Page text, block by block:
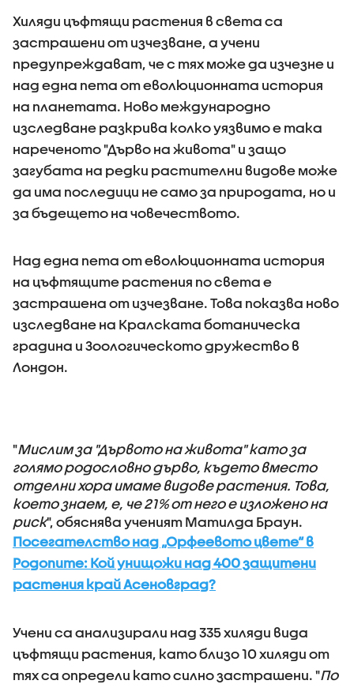
Хиляди цъфтящи растения в света са
застрашени от изчезване, а учени
предупреждават, че с тях може да изчезне и
над една пета от еволюционната история
на планетата. Ново международно
изследване разкрива колко уязвимо е така
нареченото "Дърво на живота" и защо
загубата на редки растителни видове може
да има последици не само за природата, но и
за бъдещето на човечеството.
Над една пета от еволюционната история
на цъфтящите растения по света е
застрашена от изчезване. Това показва ново
изследване на Кралската ботаническа
градина и Зоологическото дружество в
Лондон.
"Мислим за "Дървото на живота" като за
голямо родословно дърво, където вместо
отделни хора имаме видове растения. Това,
което знаем, е, че 21% от него е изложено на
риск", обяснява ученият Матилда Браун.
Посегателство над „Орфеевото цвете“ в
Родопите: Кой унищожи над 400 защитени
растения край Асеновград?
Учени са анализирали над 335 хиляди вида
цъфтящи растения, като близо 10 хиляди от
тях са определи като силно застрашени. "По